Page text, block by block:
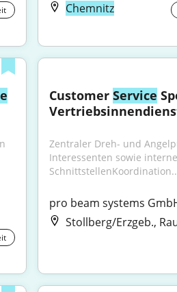
Chemnitz
Customer Service
Zentraler Dreh- und
Interessenten sowie interne
pro beam systems
Stollberg/Erzgeb.,